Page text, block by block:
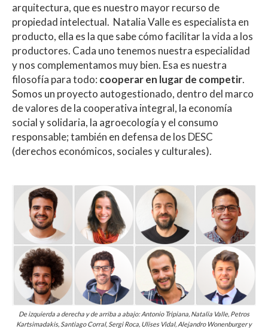
arquitectura, que es nuestro mayor recurso de
propiedad intelectual. Natalia Valle es especialista en
producto, ella es la que sabe cómo facilitar la vida a los
productores. Cada uno tenemos nuestra especialidad
y nos complementamos muy bien. Esa es nuestra
filosofía para todo: cooperar en lugar de competir.
Somos un proyecto autogestionado, dentro del marco
de valores de la cooperativa integral, la economía
social y solidaria, la agroecología y el consumo
responsable; también en defensa de los DESC
(derechos económicos, sociales y culturales).
De izquierda a derecha y de arriba a abajo: Antonio Tripiana, Natalia Valle, Petros
Kartsimadakis, Santiago Corral, Sergi Roca, Ulises Vidal, Alejandro Wonenburger y